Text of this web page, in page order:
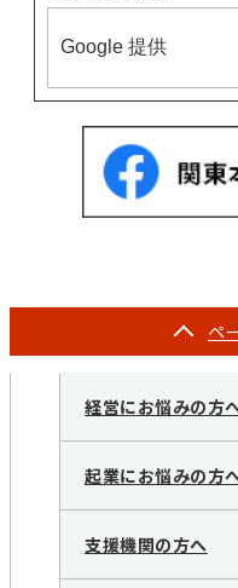
ペ
経営にお悩みの方
起業にお悩みの方
支援機関の方へ